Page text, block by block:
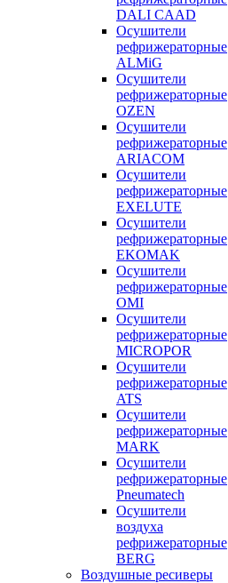
DALI CAAD
Осушители
рефрижераторные
ALMiG
Осушители
рефрижераторные
OZEN
Осушители
рефрижераторные
ARIACOM
Осушители
рефрижераторные
EXELUTE
Осушители
рефрижераторные
EKOMAK
Осушители
рефрижераторные
OMI
Осушители
рефрижераторные
MICROPOR
Осушители
рефрижераторные
ATS
Осушители
рефрижераторные
MARK
Осушители
рефрижераторные
Pneumatech
Осушители
воздуха
рефрижераторные
BERG
Воздушные ресиверы